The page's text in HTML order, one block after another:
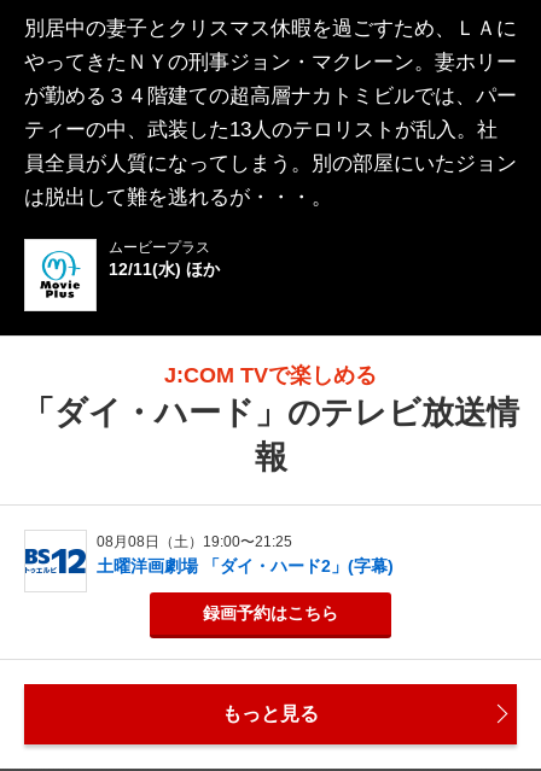
別居中の妻子とクリスマス休暇を過ごすため、ＬＡに
やってきたＮＹの刑事ジョン・マクレーン。妻ホリー
が勤める３４階建ての超高層ナカトミビルでは、パー
ティーの中、武装した13人のテロリストが乱入。社
員全員が人質になってしまう。別の部屋にいたジョン
は脱出して難を逃れるが・・・。
ムービープラス
12/11(水) ほか
J:COM TVで楽しめる
「 ダイ・ハード 」のテレビ放送情
報
08月08日（土）19:00〜21:25
土曜洋画劇場 「ダイ・ハード2」(字幕)
録画予約はこちら
もっと見る